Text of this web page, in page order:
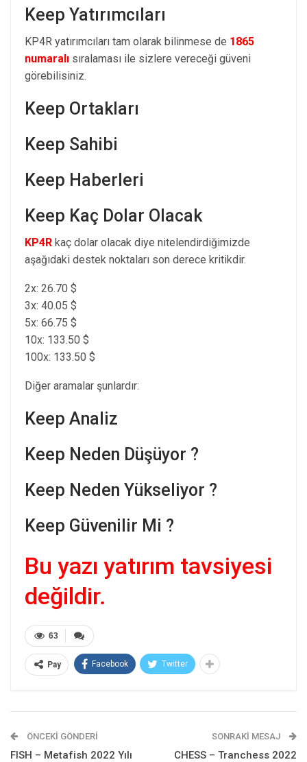
Keep Yatırımcıları
KP4R yatırımcıları tam olarak bilinmese de 1865
numaralı sıralaması ile sizlere vereceği güveni
görebilisiniz.
Keep Ortakları
Keep Sahibi
Keep Haberleri
Keep Kaç Dolar Olacak
KP4R kaç dolar olacak diye nitelendirdiğimizde
aşağıdaki destek noktaları son derece kritikdir.
2x: 26.70 $
3x: 40.05 $
5x: 66.75 $
10x: 133.50 $
100x: 133.50 $
Diğer aramalar şunlardır:
Keep Analiz
Keep Neden Düşüyor ?
Keep Neden Yükseliyor ?
Keep Güvenilir Mi ?
Bu yazı yatırım tavsiyesi
değildir.
63
Pay Facebook Twitter
ÖNCEKI GÖNDERI
FISH – Metafish 2022 Yılı
SONRAKI MESAJ
CHESS – Tranchess 2022